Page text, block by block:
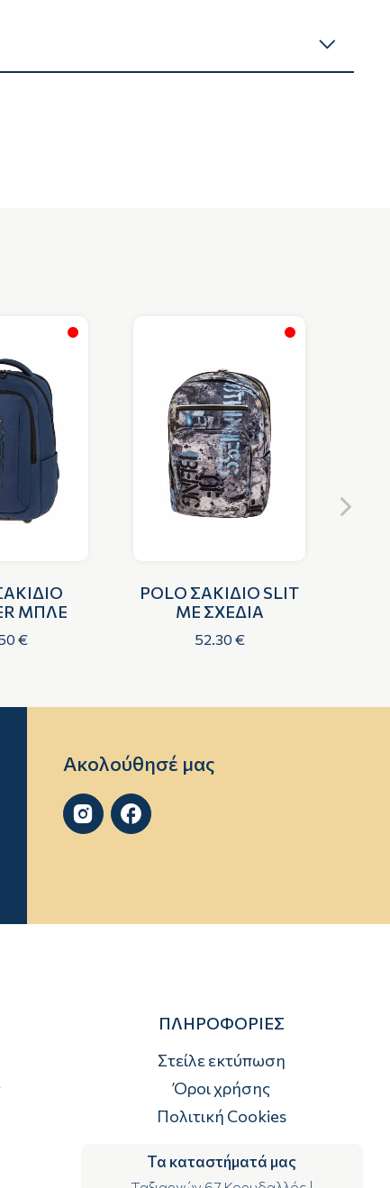
ΜΠΛΕ
€
POLO ΣΑΚΙΔΙΟ SLIT
ΜΕ ΣΧΕΔΙΑ
52.30 €
Ακολούθησέ μας
 
ΠΛΗΡΟΦΟΡΙΕΣ
Στείλε εκτύπωση
Όροι χρήσης
Πολιτική Cookies
Τα καταστήματά μας